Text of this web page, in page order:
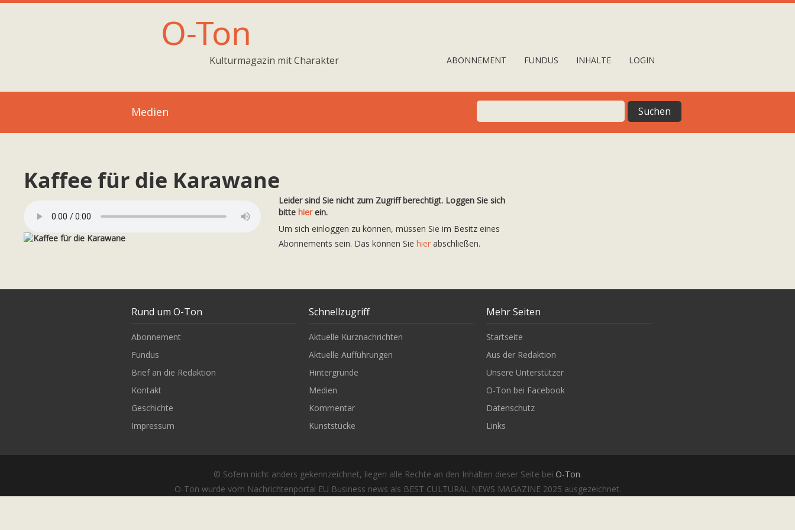
O-Ton
Kulturmagazin mit Charakter ABONNEMENT FUNDUS INHALTE LOGIN
Medien
Kaffee für die Karawane
Leider sind Sie nicht zum Zugriff berechtigt. Loggen Sie sich
bittehierein.
Um sich einloggen zu können, müssen Sie im Besitz eines
Abonnements sein. Das können Siehier abschließen.
© Sofern nicht anders gekennzeichnet, liegen alle Rechte an den Inhalten dieser Seite bei O-Ton.
O-Ton wurde vom Nachrichtenportal EU Business news als BEST CULTURAL NEWS MAGAZINE 2025 ausgezeichnet.
Rund um O-Ton
Abonnement
Fundus
Brief an die Redaktion
Kontakt
Geschichte
Impressum
Schnellzugriff
Aktuelle Kurznachrichten
Aktuelle Aufführungen
Hintergründe
Medien
Kommentar
Kunststücke
Mehr Seiten
Startseite
Aus der Redaktion
Unsere Unterstützer
O-Ton bei Facebook
Datenschutz
Links